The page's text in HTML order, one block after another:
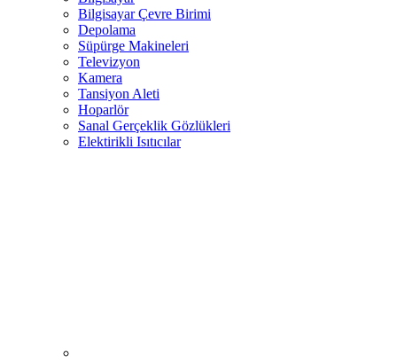
Bilgisayar Çevre Birimi
Depolama
Süpürge Makineleri
Televizyon
Kamera
Tansiyon Aleti
Hoparlör
Sanal Gerçeklik Gözlükleri
Elektirikli Isıtıcılar